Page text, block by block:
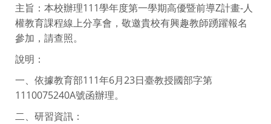
主旨：本校辦理111學年度第一學期高優暨前導Z計畫-人
權教育課程線上分享會，敬邀貴校有興趣教師踴躍報名
參加，請查照。
說明：
一、依據教育部111年6月23日臺教授國部字第
1110075240A號函辦理。
二、研習資訊：